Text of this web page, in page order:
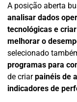
A posição aberta
analisar dados
tecnológicas e
melhorar o
selecionado
programas para
de criarpainéis de
indicadores de